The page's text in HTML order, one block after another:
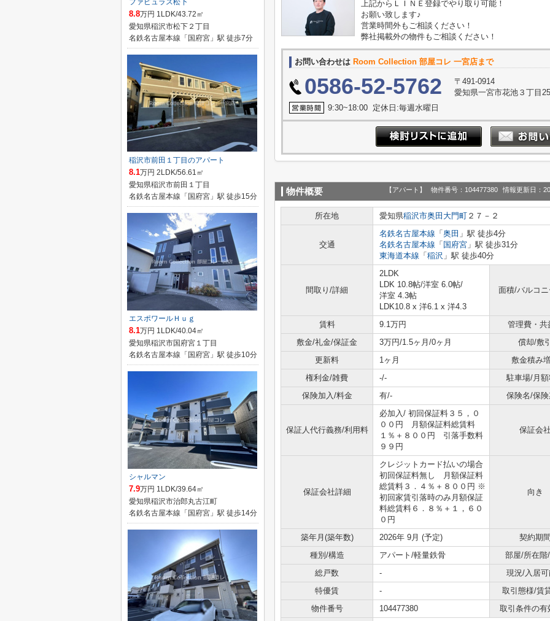
上記からＬＩＮＥ登録でやり取り可能！
お願い致します♪
営業時間外もご相談ください！
弊社掲載外の物件もご相談ください！
お問い合わせは Room Collection 部屋コレ 一宮店まで
0586-52-5762
〒491-0914
愛知県一宮市花池３丁目
9:30~18:00 定休日:毎週水曜日
物件概要 【アパート】 物件番号：104477380 情報更新日：
所在地 愛知県稲沢市奥田大門町 ２７－２
交通
名鉄名古屋本線 「 奥田 」駅 徒歩4分
名鉄名古屋本線 「 国府宮 」駅 徒歩31分
東海道本線 「 稲沢 」駅 徒歩40分
間取り/詳細
2LDK
LDK 10.8帖/洋室 6.0帖/
洋室 4.3帖
LDK10.8 x 洋6.1 x 洋4.3
面積/バルコ
賃料 9.1万円
管理費・共
敷金/礼金/保証金
3万円/1.5ヶ月/0ヶ月
償却/敷
更新料
1ヶ月
敷金積み
権利金/雑費
-/-
駐車場/月
保険加入/料金
有/- 保険名/保
保証人代行義務/利用料
必加入/ 初回保証料３５，０
００円 月額保証料総賃料
１％＋８００円 引落手数料
９９円
保証会
保証会社詳細
クレジットカード払いの場合
初回保証料無し 月額保証料
総賃料３．４％＋８００円 ※
初回家賃引落時のみ月額保証
料総賃料６．８％＋１，６０
０円
向き
築年月(築年数) 2026年 9月 (予定)
契約期
種別/構造
アパート/軽量鉄骨
部屋/所在階
総戸数
-
現況/入居
特優賃
-
取引態様/賃
物件番号
104477380 取引条件の有
ファビュラス松下
8.8万円 1LDK/43.72㎡
愛知県稲沢市松下２丁目
名鉄名古屋本線「国府宮」駅 徒歩7分
稲沢市前田１丁目のアパート
8.1万円 2LDK/56.61㎡
愛知県稲沢市前田１丁目
名鉄名古屋本線「国府宮」駅 徒歩15分
エスポワールＨｕｇ
8.1万円 1LDK/40.04㎡
愛知県稲沢市国府宮１丁目
名鉄名古屋本線「国府宮」駅 徒歩10分
シャルマン
7.9万円 1LDK/39.64㎡
愛知県稲沢市治郎丸古江町
名鉄名古屋本線「国府宮」駅 徒歩14分